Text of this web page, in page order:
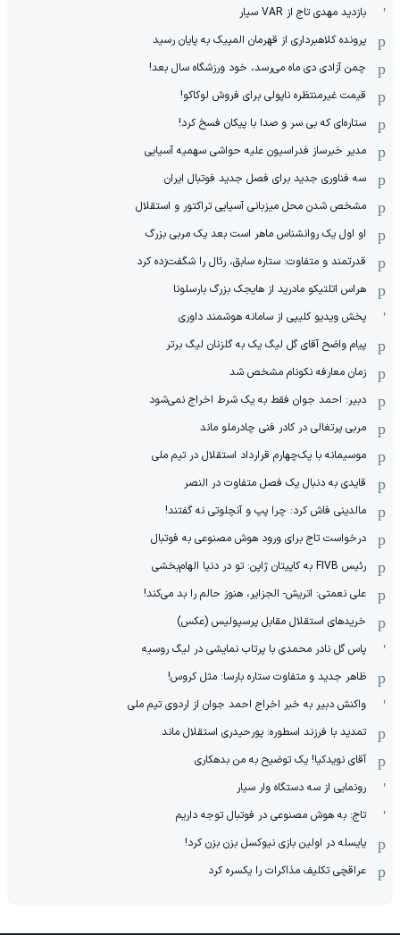
بازدید مهدی تاج از VAR سیار
پرونده کلاهبرداری از قهرمان المپیک به پایان رسید
چمن آزادی دی ماه می‌رسد، خود ورزشگاه سال بعد!
قیمت غیرمنتظره ناپولی برای فروش لوکاکو!
ستاره‌ای که بی سر و صدا با پیکان فسخ کرد!
مدیر خبرساز فدراسیون علیه حواشی سهمیه آسیایی
سه فناوری جدید برای فصل جدید فوتبال ایران
مشخص شدن محل میزبانی آسیایی تراکتور و استقلال
او اول یک روانشناس ماهر است بعد یک مربی بزرگ
قدرتمند و متفاوت: ستاره سابق، رئال را شگفت‌زده کرد
هراس اتلتیکو مادرید از هایجک بزرگ بارسلونا
پخش ویدیو کلیپی از سامانه هوشمند داوری
پیام واضح آقای گل لیگ یک به گلزنان لیگ برتر
زمان معارفه نکونام مشخص شد
دبیر: احمد جوان فقط به یک شرط اخراج نمی‌شود
مربی پرتغالی در کادر فنی چادرملو ماند
موسیمانه با یک‌چهارم قرارداد استقلال در تیم ملی
قایدی به دنبال یک فصل متفاوت در النصر
مالدینی فاش کرد: چرا پپ و آنچلوتی نه گفتند!
درخواست تاج برای ورود هوش مصنوعی به فوتبال
رئیس FIVB به کاپیتان ژاپن: تو در دنیا الهام‌بخشی
علی نعمتی: اتریش- الجزایر، هنوز حالم را بد می‌کند!
خریدهای استقلال مقابل پرسپولیس (عکس)
پاس گل نادر محمدی با پرتاب نمایشی در لیگ روسیه
ظاهر جدید و متفاوت ستاره بارسا: مثل کروس!
واکنش دبیر به خبر اخراج احمد جوان از اردوی تیم ملی
تمدید با فرزند اسطوره: پورحیدری استقلال ماند
آقای نویدکیا! یک توضیح به من بدهکاری
رونمایی از سه دستگاه وار سیار
تاج: به هوش مصنوعی در فوتبال توجه داریم
یایسله در اولین بازی نیوکسل بزن بزن کرد!
عراقچی تکلیف مذاکرات را یکسره کرد